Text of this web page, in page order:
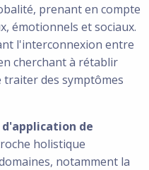
prenant en compte
émotionnels et sociaux.
l'interconnexion entre
cherchant à rétablir
des symptômes
d'application de
holistique
notamment la